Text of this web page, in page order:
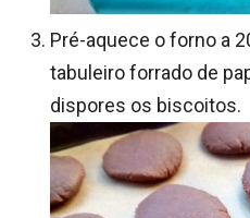
Pré-aquece o forno a
tabuleiro forrado de
dispores os biscoitos.